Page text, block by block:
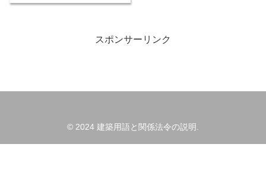
スポンサーリンク
© 2024 建築用語と関係法令の説明.